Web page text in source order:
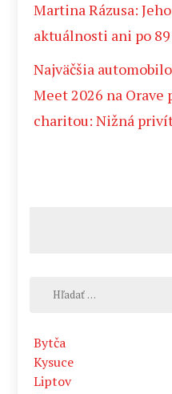
Martina Rázusa:
aktuálnosti ani po
Najväčšia
Meet 2026 na Orave
charitou: Nižná
Hľadať:
Bytča
Kysuce
Liptov